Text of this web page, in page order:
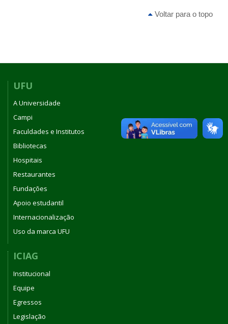
Voltar para o topo
UFU
A Universidade
Campi
Faculdades e Institutos
Bibliotecas
Hospitais
Restaurantes
Fundações
Apoio estudantil
Internacionalização
Uso da marca UFU
ICIAG
Institucional
Equipe
Egressos
Legislação